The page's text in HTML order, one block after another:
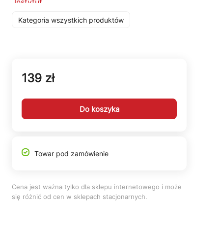
Kategoria wszystkich produktów
139 zł
Do koszyka
Towar pod zamówienie
Cena jest ważna tylko dla sklepu internetowego i może
się różnić od cen w sklepach stacjonarnych.